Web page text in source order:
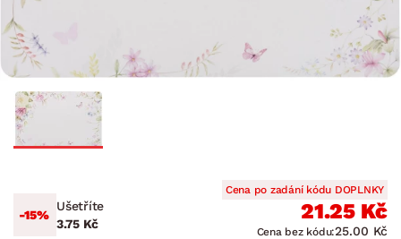
-15%
Ušetříte
3.75 Kč
Cena po zadání kódu DOPLNKY
21.25 Kč
Cena bez kódu:25.00 Kč